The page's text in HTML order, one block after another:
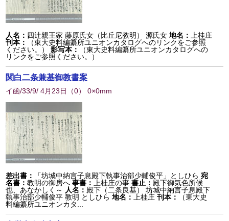
人名： 四辻親王家 藤原氏女（比丘尼教明） 源氏女 地名：
上桂庄
刊本：
（東大史料編纂所ユニオンカタログへのリンクをご参照
ください。）
影写本：
（東大史料編纂所ユニオンカタログへの
リンクをご参照ください。）
関白二条兼基御教書案
イ函/33/9/ 4月23日 （0） 0×0mm
差出書： 「坊城中納言子息殿下執事治部少輔俊平」としひら 宛
名書：教明の御房へ 事書： 上桂庄の事 書止： 殿下御気色所候
也、あなかしく～
人名： 殿下（二条良基） 坊城中納言子息殿下
執事治部少輔俊平 教明 としひら 地名： 上桂庄 刊本：
（東大史
料編纂所ユニオンカタ...